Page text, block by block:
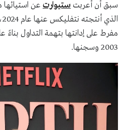
سبق أن أعربت ستيوارت عن استيائها
مفرط على إدانتها بتهمة التداول
2003 وسجنها.